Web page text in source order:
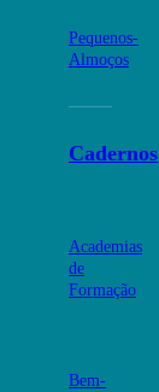
Pequenos-
Almoços
Cadernos
Academias
de
Formação
Bem-